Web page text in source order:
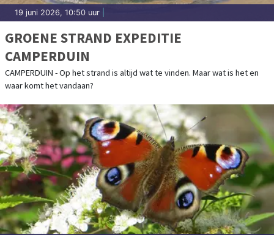
19 juni 2026, 10:50 uur
GROENE STRAND EXPEDITIE
CAMPERDUIN
CAMPERDUIN - Op het strand is altijd wat te vinden. Maar wat is het en
waar komt het vandaan?